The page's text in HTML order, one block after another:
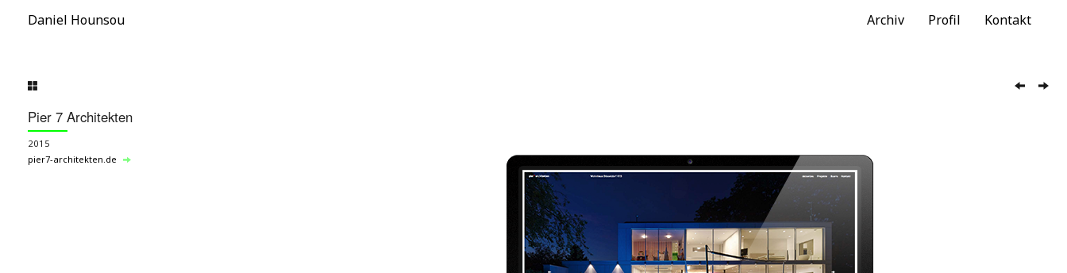
Daniel Hounsou Archiv Profil Kontakt
Pier 7 Architekten
2015
pier7-architekten.de